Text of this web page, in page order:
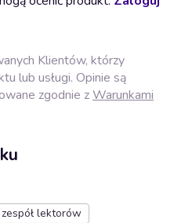
Klientów, którzy
lub usługi. Opinie są
zgodnie zWarunkami
zespół lektorów